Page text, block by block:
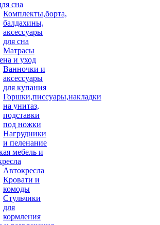
сна
Комплекты,борта,
балдахины,
аксессуары
для сна
Матрасы
и уход
Ванночки и
аксессуары
для купания
Горшки,писсуары,накладки
на унитаз,
подставки
под ножки
Нагрудники
и пеленание
мебель и
Автокресла
Кровати и
комоды
Стульчики
для
кормления